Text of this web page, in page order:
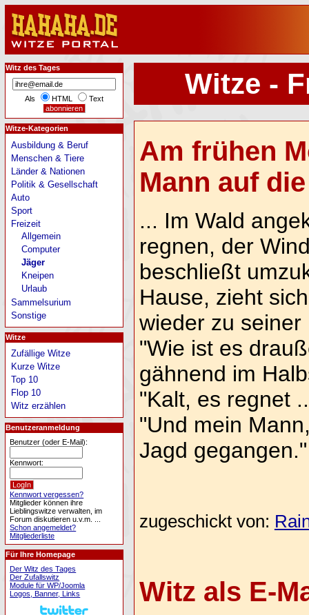
Witze -
Am frühen
Mann auf
... Im Wald
regnen, der
beschließt
Hause, zieht
wieder zu
"Wie ist es
gähnend im
"Kalt, es regnet
"Und mein
Jagd gegangen."
zugeschickt von:
Witz als E-
Witz des Tages
Als HTML Text
Witze-Kategorien
Ausbildung & Beruf
Menschen & Tiere
Länder & Nationen
Politik & Gesellschaft
Auto
Sport
Freizeit
Allgemein
Computer
Jäger
Kneipen
Urlaub
Sammelsurium
Sonstige
Witze
Zufällige Witze
Kurze Witze
Top 10
Flop 10
Witz erzählen
Benutzeranmeldung
Benutzer (oder E-Mail):
Kennwort:
Kennwort vergessen?
Mitglieder können ihre
Lieblingswitze verwalten, im
Forum diskutieren u.v.m. ...
Schon angemeldet?
Mitgliederliste
Für Ihre Homepage
Der Witz des Tages
Der Zufallswitz
Module für WP/Joomla
Logos, Banner, Links